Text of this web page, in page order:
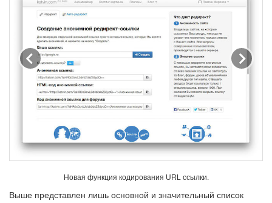
Новая функция кодирования URL ссылки.
Предыдущее
Выше представлен лишь основной и значительный список